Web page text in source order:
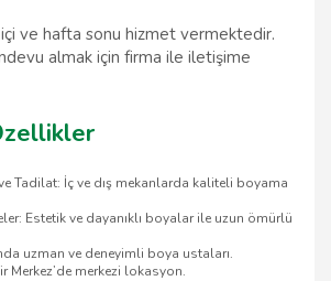
ve hafta sonu hizmet vermektedir.
almak için firma ile iletişime
Tadilat: İç ve dış mekanlarda kaliteli boyama
Estetik ve dayanıklı boyalar ile uzun ömürlü
uzman ve deneyimli boya ustaları.
Merkez’de merkezi lokasyon.